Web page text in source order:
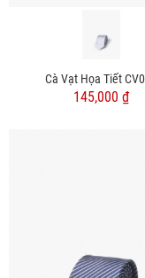
Cà Vạt Họa Tiết
145,000 ₫